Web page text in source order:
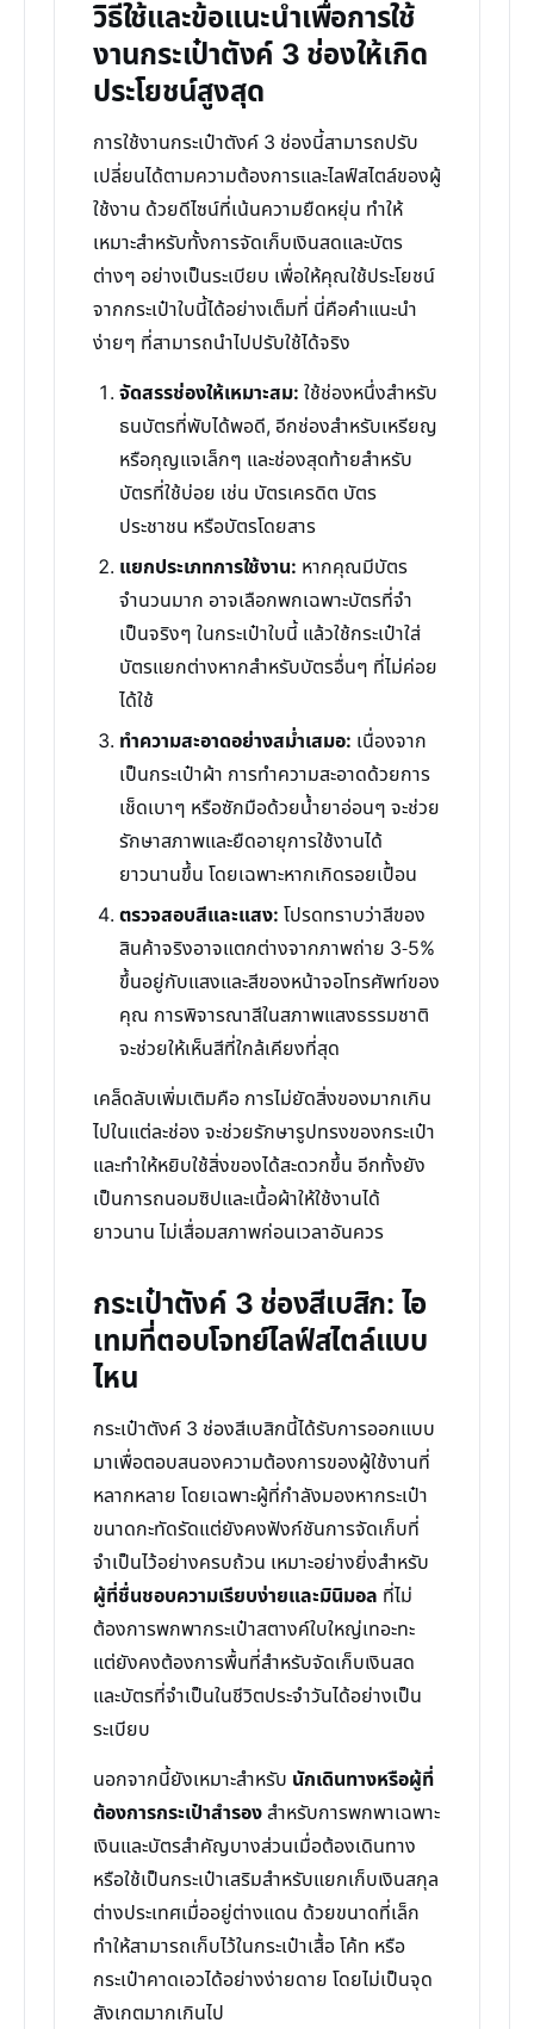
วิธีใช้และข้อแนะนำเพื่อการใช้
งานกระเป๋าตังค์ 3 ช่องให้เกิด
ประโยชน์สูงสุด
การใช้งานกระเป๋าตังค์ 3 ช่องนี้สามารถปรับ
เปลี่ยนได้ตามความต้องการและไลฟ์สไตล์ของผู้
ใช้งาน ด้วยดีไซน์ที่เน้นความยืดหยุ่น ทำให้
เหมาะสำหรับทั้งการจัดเก็บเงินสดและบัตร
ต่างๆ อย่างเป็นระเบียบ เพื่อให้คุณใช้ประโยชน์
จากกระเป๋าใบนี้ได้อย่างเต็มที่ นี่คือคำแนะนำ
ง่ายๆ ที่สามารถนำไปปรับใช้ได้จริง
จัดสรรช่องให้เหมาะสม: ใช้ช่องหนึ่งสำหรับ
ธนบัตรที่พับได้พอดี, อีกช่องสำหรับเหรียญ
หรือกุญแจเล็กๆ และช่องสุดท้ายสำหรับ
บัตรที่ใช้บ่อย เช่น บัตรเครดิต บัตร
ประชาชน หรือบัตรโดยสาร
แยกประเภทการใช้งาน: หากคุณมีบัตร
จำนวนมาก อาจเลือกพกเฉพาะบัตรที่จำ
เป็นจริงๆ ในกระเป๋าใบนี้ แล้วใช้กระเป๋าใส่
บัตรแยกต่างหากสำหรับบัตรอื่นๆ ที่ไม่ค่อย
ได้ใช้
ทำความสะอาดอย่างสม่ำเสมอ: เนื่องจาก
เป็นกระเป๋าผ้า การทำความสะอาดด้วยการ
เช็ดเบาๆ หรือซักมือด้วยน้ำยาอ่อนๆ จะช่วย
รักษาสภาพและยืดอายุการใช้งานได้
ยาวนานขึ้น โดยเฉพาะหากเกิดรอยเปื้อน
ตรวจสอบสีและแสง: โปรดทราบว่าสีของ
สินค้าจริงอาจแตกต่างจากภาพถ่าย 3-5%
ขึ้นอยู่กับแสงและสีของหน้าจอโทรศัพท์ของ
คุณ การพิจารณาสีในสภาพแสงธรรมชาติ
จะช่วยให้เห็นสีที่ใกล้เคียงที่สุด
เคล็ดลับเพิ่มเติมคือ การไม่ยัดสิ่งของมากเกิน
ไปในแต่ละช่อง จะช่วยรักษารูปทรงของกระเป๋า
และทำให้หยิบใช้สิ่งของได้สะดวกขึ้น อีกทั้งยัง
เป็นการถนอมซิปและเนื้อผ้าให้ใช้งานได้
ยาวนาน ไม่เสื่อมสภาพก่อนเวลาอันควร
กระเป๋าตังค์ 3 ช่องสีเบสิก: ไอ
เทมที่ตอบโจทย์ไลฟ์สไตล์แบบ
ไหน
กระเป๋าตังค์ 3 ช่องสีเบสิกนี้ได้รับการออกแบบ
มาเพื่อตอบสนองความต้องการของผู้ใช้งานที่
หลากหลาย โดยเฉพาะผู้ที่กำลังมองหากระเป๋า
ขนาดกะทัดรัดแต่ยังคงฟังก์ชันการจัดเก็บที่
จำเป็นไว้อย่างครบถ้วน เหมาะอย่างยิ่งสำหรับ
ผู้ที่ชื่นชอบความเรียบง่ายและมินิมอล ที่ไม่
ต้องการพกพากระเป๋าสตางค์ใบใหญ่เทอะทะ
แต่ยังคงต้องการพื้นที่สำหรับจัดเก็บเงินสด
และบัตรที่จำเป็นในชีวิตประจำวันได้อย่างเป็น
ระเบียบ
นอกจากนี้ยังเหมาะสำหรับ นักเดินทางหรือผู้ที่
ต้องการกระเป๋าสำรองสำหรับการพกพาเฉพาะ
เงินและบัตรสำคัญบางส่วนเมื่อต้องเดินทาง
หรือใช้เป็นกระเป๋าเสริมสำหรับแยกเก็บเงินสกุล
ต่างประเทศเมื่ออยู่ต่างแดน ด้วยขนาดที่เล็ก
ทำให้สามารถเก็บไว้ในกระเป๋าเสื้อ โค้ท หรือ
กระเป๋าคาดเอวได้อย่างง่ายดาย โดยไม่เป็นจุด
สังเกตมากเกินไป